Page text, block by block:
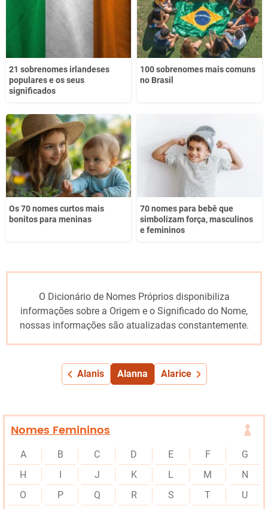
21 sobrenomes irlandeses
populares e os seus
significados
100 sobrenomes mais comuns
no Brasil
Os 70 nomes curtos mais
bonitos para meninas
70 nomes para bebê que
simbolizam força, masculinos
e femininos
O Dicionário de Nomes Próprios disponibiliza
informações sobre a Origem e o Significado do Nome,
nossas informações são atualizadas constantemente.
Alanis Alanna Alarice
Nomes Femininos
A B C D E F
G
H
J K L M
N
O
P Q R S T
U